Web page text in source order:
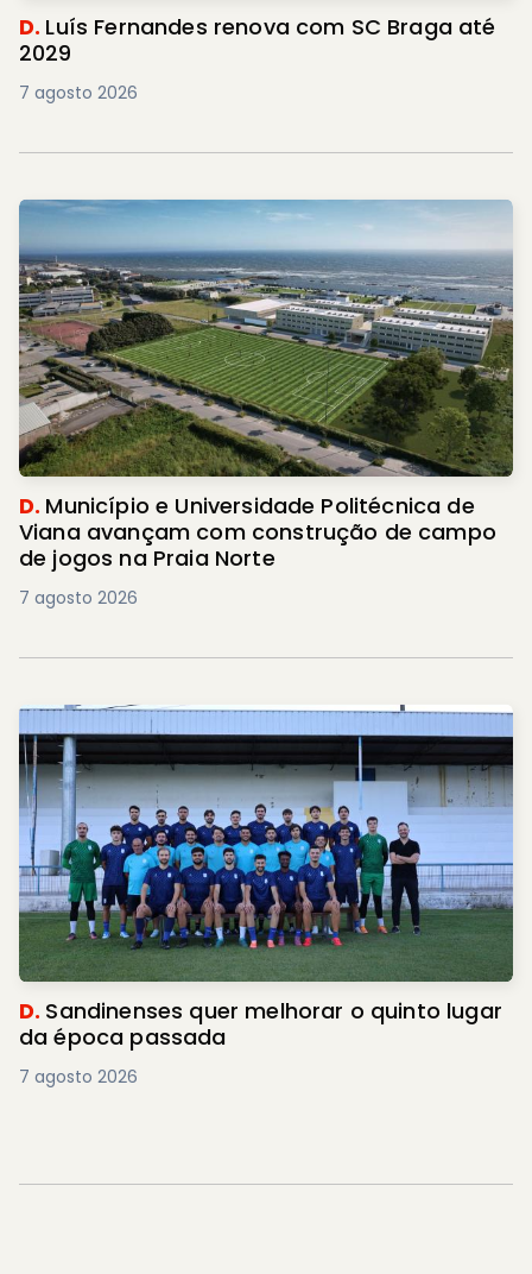
D. Luís Fernandes renova com SC Braga até
2029
7 agosto 2026
D. Município e Universidade Politécnica de
Viana avançam com construção de campo
de jogos na Praia Norte
7 agosto 2026
D. Sandinenses quer melhorar o quinto lugar
da época passada
7 agosto 2026